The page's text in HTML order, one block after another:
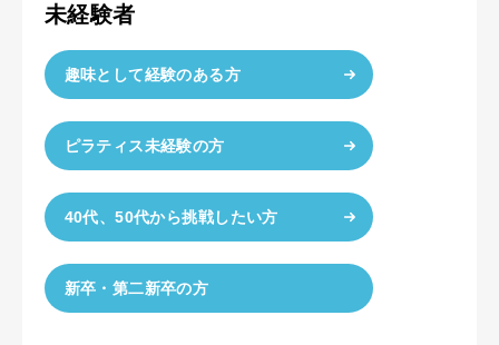
未経験者
趣味として経験のある方
ピラティス未経験の方
40代、50代から挑戦したい方
新卒・第二新卒の方